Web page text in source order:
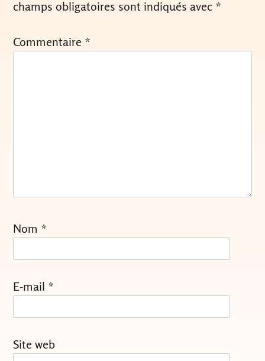
champs obligatoires sont indiqués avec *
Commentaire *
Nom *
E-mail *
Site web